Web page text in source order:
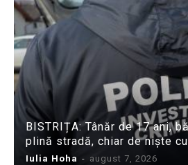
BISTRIȚA: Tânăr de 17 ani,
plină stradă, chiar de niște
Iulia Hoha - august 7, 2026